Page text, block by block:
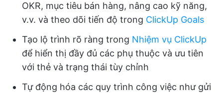
OKR, mục tiêu bán hàng, nâng cao kỹ năng,
v.v. và theo dõi tiến độ trong ClickUp Goals
Tạo lộ trình rõ ràng trong Nhiệm vụ ClickUp
để hiển thị đầy đủ các phụ thuộc và ưu tiên
với thẻ và trạng thái tùy chỉnh
Tự động hóa các quy trình công việc như gửi